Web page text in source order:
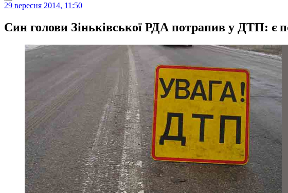
29 вересня 2014, 11:50
Син голови Зіньківської РДА потрапив у ДТП: є